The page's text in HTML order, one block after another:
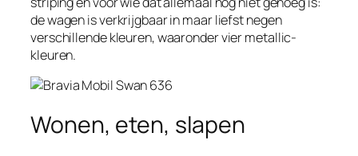
de wagen is verkrijgbaar in maar liefst negen
verschillende kleuren, waaronder vier metallic-
kleuren.
Wonen, eten, slapen